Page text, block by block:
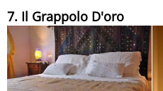
7. Il Grappolo D'oro